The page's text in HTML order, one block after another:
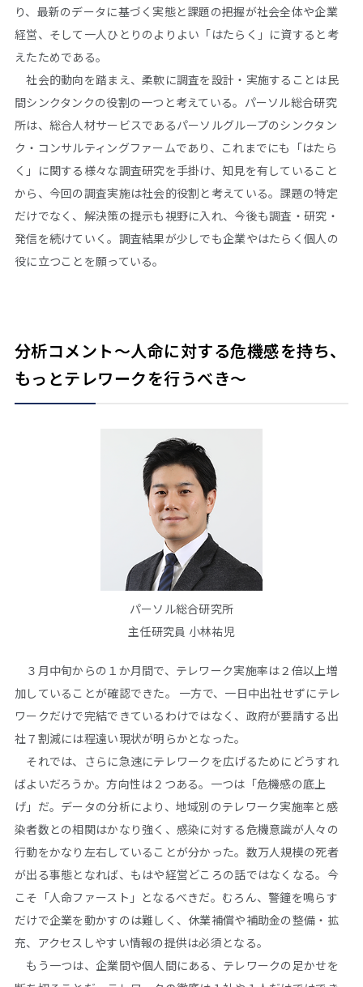
り、最新のデータに基づく実態と課題の把握が社会全体や企業
経営、そして一人ひとりのよりよい「はたらく」に資すると考
えたためである。
社会的動向を踏まえ、柔軟に調査を設計・実施することは民
間シンクタンクの役割の一つと考えている。パーソル総合研究
所は、総合人材サービスであるパーソルグループのシンクタン
ク・コンサルティングファームであり、これまでにも「はたら
く」に関する様々な調査研究を手掛け、知見を有していること
から、今回の調査実施は社会的役割と考えている。課題の特定
だけでなく、解決策の提示も視野に入れ、今後も調査・研究・
発信を続けていく。調査結果が少しでも企業やはたらく個人の
役に立つことを願っている。
分析コメント～人命に対する危機感を持ち、
もっとテレワークを行うべき～
パーソル総合研究所
主任研究員 小林祐児
３月中旬からの１か月間で、テレワーク実施率は２倍以上増
加していることが確認できた。 一方で、一日中出社せずにテレ
ワークだけで完結できているわけではなく、政府が要請する出
社７割減には程遠い現状が明らかとなった。
それでは、さらに急速にテレワークを広げるためにどうすれ
ばよいだろうか。方向性は２つある。一つは「危機感の底上
げ」だ。データの分析により、地域別のテレワーク実施率と感
染者数との相関はかなり強く、感染に対する危機意識が人々の
行動をかなり左右していることが分かった。数万人規模の死者
が出る事態となれば、もはや経営どころの話ではなくなる。今
こそ「人命ファースト」となるべきだ。むろん、警鐘を鳴らす
だけで企業を動かすのは難しく、休業補償や補助金の整備・拡
充、アクセスしやすい情報の提供は必須となる。
もう一つは、企業間や個人間にある、テレワークの足かせを